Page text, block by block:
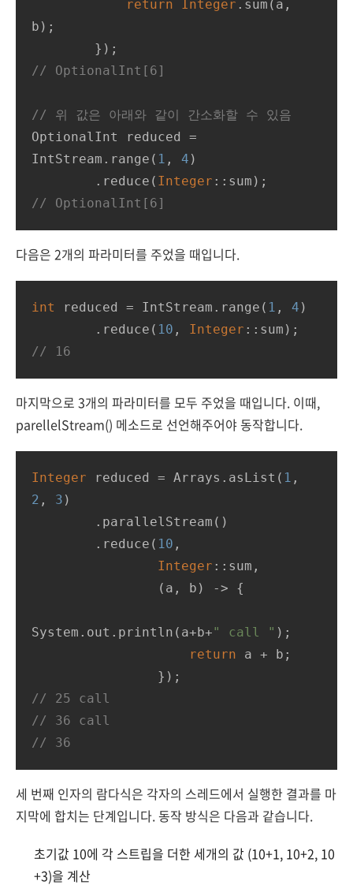
return Integer .sum(a,
b);
// OptionalInt[6]
// 위 값은 아래와 같이 간소화할 수 있음
OptionalInt reduced =
IntStream.range( 1 , 4 )
        .reduce(
Integer
// OptionalInt[6]
다음은 2개의 파라미터를 주었을 때입니다.
int reduced = IntStream.range( 1 , 4 )
        .reduce(
10 , Integer
// 16
마지막으로 3개의 파라미터를 모두 주었을 때입니다. 이때,
parellelStream() 메소드로 선언해주어야 동작합니다.
Integer reduced = Arrays.asList( 1
2 , 3 )
        .reduce(
10 ,
Integer ::sum,
System.out.println(a+b+" call " );
return a + b;
// 25 call
// 36 call
// 36
세 번째 인자의 람다식은 각자의 스레드에서 실행한 결과를 마
지막에 합치는 단계입니다. 동작 방식은 다음과 같습니다.
초기값 10에 각 스트립을 더한 세개의 값 (10+1, 10+2, 10
+3)을 계산